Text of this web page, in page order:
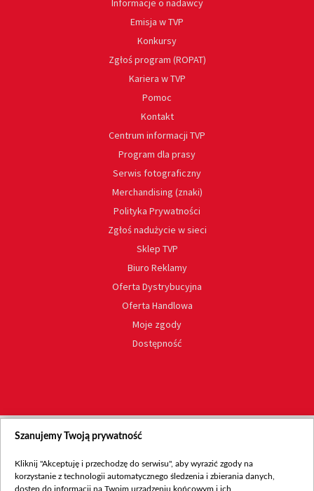
Informacje o nadawcy
Emisja w TVP
Konkursy
Zgłoś program (ROPAT)
Kariera w TVP
Pomoc
Kontakt
Centrum informacji TVP
Program dla prasy
Serwis fotograficzny
Merchandising (znaki)
Polityka Prywatności
Zgłoś nadużycie w sieci
Sklep TVP
Biuro Reklamy
Oferta Dystrybucyjna
Oferta Handlowa
Moje zgody
Dostępność
Szanujemy Twoją prywatność
Kliknij "Akceptuję i przechodzę do serwisu", aby wyrazić zgody na
korzystanie z technologii automatycznego śledzenia i zbierania danych,
dostęp do informacji na Twoim urządzeniu końcowym i ich